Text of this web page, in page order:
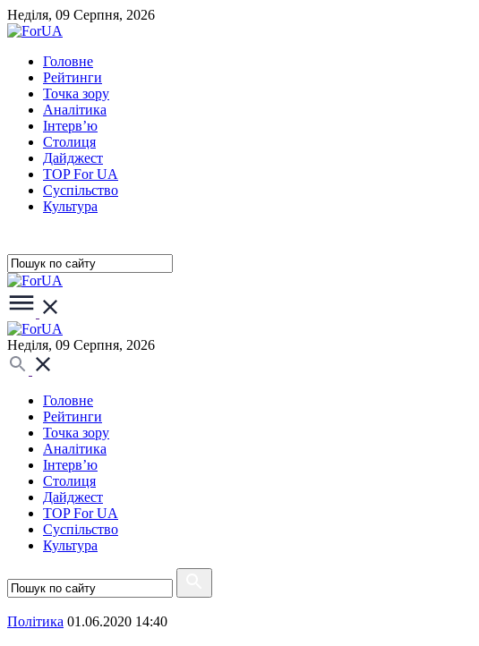
Неділя, 09 Серпня, 2026
Головне
Рейтинги
Точка зору
Аналітика
Інтерв’ю
Столиця
Дайджест
TOP For UA
Суспiльство
Культура
Неділя, 09 Серпня, 2026
Головне
Рейтинги
Точка зору
Аналітика
Інтерв’ю
Столиця
Дайджест
TOP For UA
Суспiльство
Культура
Полiтика 01.06.2020 14:40